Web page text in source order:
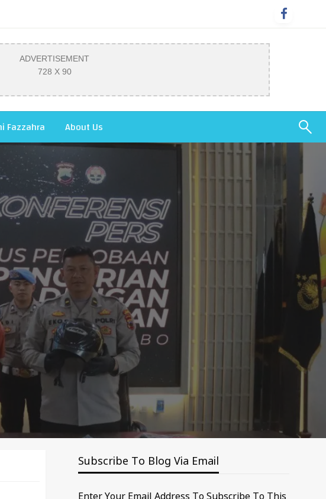
ADVERTISEMENT
728 X 90
Fazzahra About Us
Subscribe To Blog Via Email
Enter Your Email Address To Subscribe To This